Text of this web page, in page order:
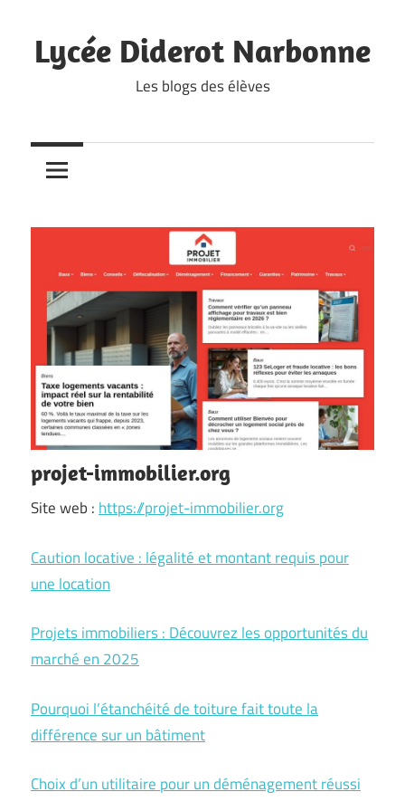
to
content
Lycée Diderot Narbonne
Les blogs des élèves
projet-immobilier.org
Site web : https://projet-immobilier.org
Caution locative : légalité et montant requis pour
une location
Projets immobiliers : Découvrez les opportunités du
marché en 2025
Pourquoi l’étanchéité de toiture fait toute la
différence sur un bâtiment
Choix d’un utilitaire pour un déménagement réussi